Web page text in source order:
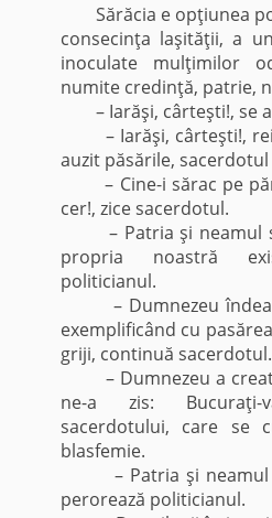
Sărăcia e opţiunea
consecinţa laşităţii, a
inoculate mulţimilor
numite credinţă, patrie,
– Iarăşi, cârteşti!, se
– Iarăşi, cârteşti!,
auzit păsările,
– Cine-i sărac pe
cer!, zice sacerdotul.
– Patria şi neamul
propria noastră
politicianul.
– Dumnezeu
exemplificând cu
griji, continuă sacerdotul.
– Dumnezeu a creat
ne-a zis:
sacerdotului, care se
blasfemie.
– Patria şi neamul
perorează politicianul.